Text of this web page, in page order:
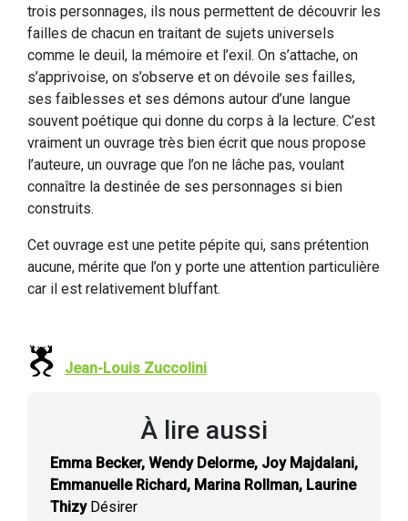
trois personnages, ils nous permettent de découvrir les
failles de chacun en traitant de sujets universels
comme le deuil, la mémoire et l’exil. On s’attache, on
s’apprivoise, on s’observe et on dévoile ses failles,
ses faiblesses et ses démons autour d’une langue
souvent poétique qui donne du corps à la lecture. C’est
vraiment un ouvrage très bien écrit que nous propose
l’auteure, un ouvrage que l’on ne lâche pas, voulant
connaître la destinée de ses personnages si bien
construits.
Cet ouvrage est une petite pépite qui, sans prétention
aucune, mérite que l’on y porte une attention particulière
car il est relativement bluffant.
Jean-Louis Zuccolini
À lire aussi
Emma Becker, Wendy Delorme, Joy Majdalani,
Emmanuelle Richard, Marina Rollman, Laurine
ThizyDésirer